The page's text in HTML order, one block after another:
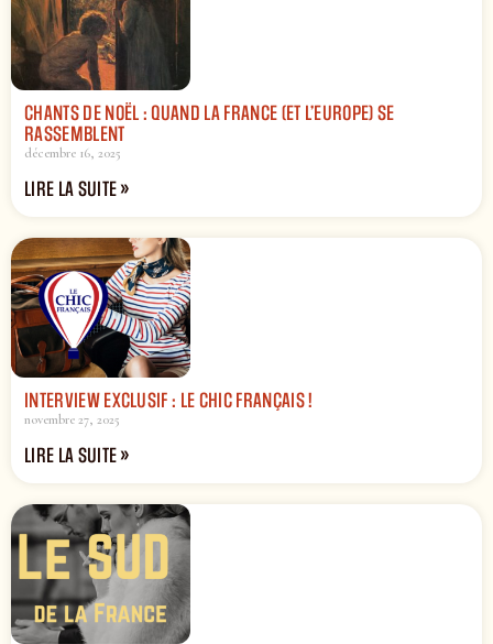
CHANTS DE NOËL : QUAND LA FRANCE (ET L’EUROPE) SE
RASSEMBLENT
décembre 16, 2025
LIRE LA SUITE »
INTERVIEW EXCLUSIF : LE CHIC FRANÇAIS !
novembre 27, 2025
LIRE LA SUITE »